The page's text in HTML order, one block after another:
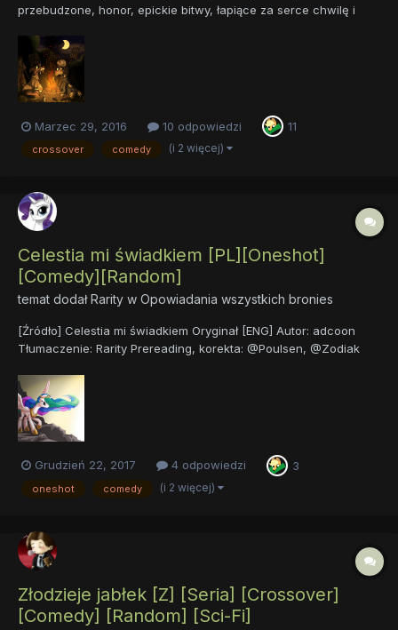
przebudzone, honor, epickie bitwy, łapiące za serce chwilę i
zaznacie w tym, co chcę wam zaproponować. Bo, oto przed
wami, Wieśmin. Pasożyt społeczny, alkoholik, szeroko pojęta
men...
Marzec 29, 2016 10 odpowiedzi 11
crossover comedy (i 2 więcej)
Celestia mi świadkiem [PL][Oneshot]
[Comedy][Random]
temat dodałRarity w Opowiadania wszystkich bronies
[Źródło] Celestia mi świadkiem Oryginał [ENG] Autor: adcoon
Tłumaczenie: Rarity Prereading, korekta: @Poulsen, @Zodiak
przysiąg swoich lojalnych poddanych. Nadszedł w końcu czas,
by założyć inną ma...
Grudzień 22, 2017 4 odpowiedzi 3
oneshot comedy (i 2 więcej)
Złodzieje jabłek [Z] [Seria] [Crossover]
[Comedy] [Random] [Sci-Fi]